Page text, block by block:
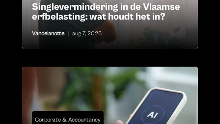
Singlevermindering in de Vlaamse
erfbelasting: wat houdt het in?
Vandelanotte aug 7, 2026
Corporate & Accountancy